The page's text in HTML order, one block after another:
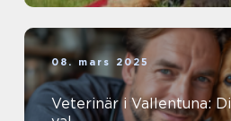
08. mars 2025
Veterinär i Vallentuna: